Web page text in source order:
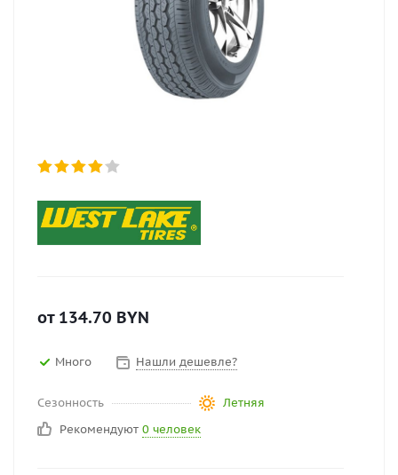
от 134.70 BYN
Много Нашли дешевле?
Сезонность
Летняя
Рекомендуют 0 человек